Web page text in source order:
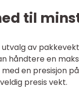
til
av
håndtere en
en presisjon
presis vekt.